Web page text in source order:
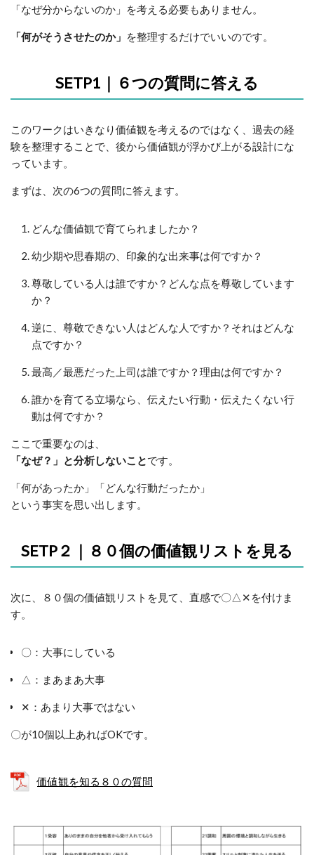
「なぜ分からないのか」を考える必要もありません。
「何がそうさせたのか」 を整理するだけでいいのです。
SETP1｜６つの質問に答える
このワークはいきなり価値観を考えるのではなく、過去の経
験を整理することで、後から価値観が浮かび上がる設計にな
っています。
まずは、次の6つの質問に答えます。
どんな価値観で育てられましたか？
幼少期や思春期の、印象的な出来事は何ですか？
尊敬している人は誰ですか？どんな点を尊敬しています
か？
逆に、尊敬できない人はどんな人ですか？それはどんな
点ですか？
最高／最悪だった上司は誰ですか？理由は何ですか？
誰かを育てる立場なら、伝えたい行動・伝えたくない行
動は何ですか？
ここで重要なのは、
「なぜ？」と分析しないことです。
「何があったか」「どんな行動だったか」
という事実を思い出します。
SETP２｜８０個の価値観リストを見る
次に、８０個の価値観リストを見て、直感で〇△✕を付けま
す。
〇：大事にしている
△：まあまあ大事
✕：あまり大事ではない
〇が10個以上あればOKです。
価値観を知る８０の質問